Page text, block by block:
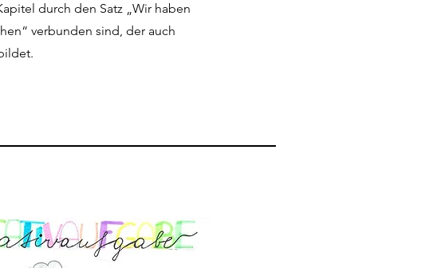
durch den Satz „Wir haben
verbunden sind, der auch